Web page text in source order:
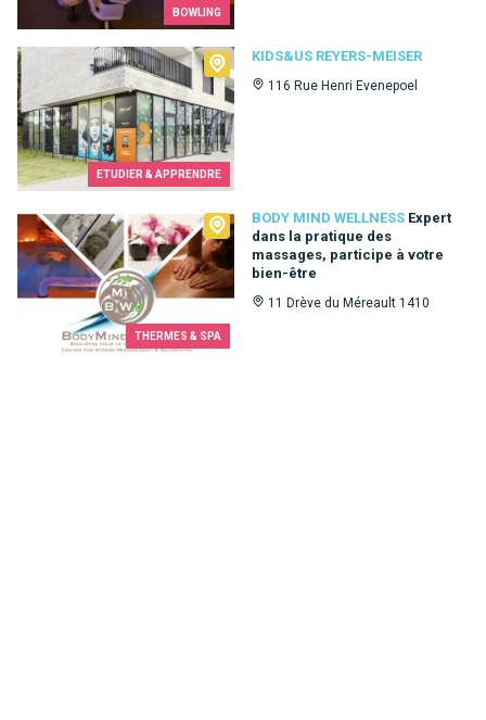
BOWLING
ETUDIER & APPRENDRE
KIDS&US REYERS-MEISER
116 Rue Henri Evenepoel
Kids&Us Reyers-Meiser
THERMES & SPA
BODY MIND WELLNESS Expert
dans la pratique des
massages, participe à votre
bien-être
11 Drève du Méreault 1410
Body Mind Wellness